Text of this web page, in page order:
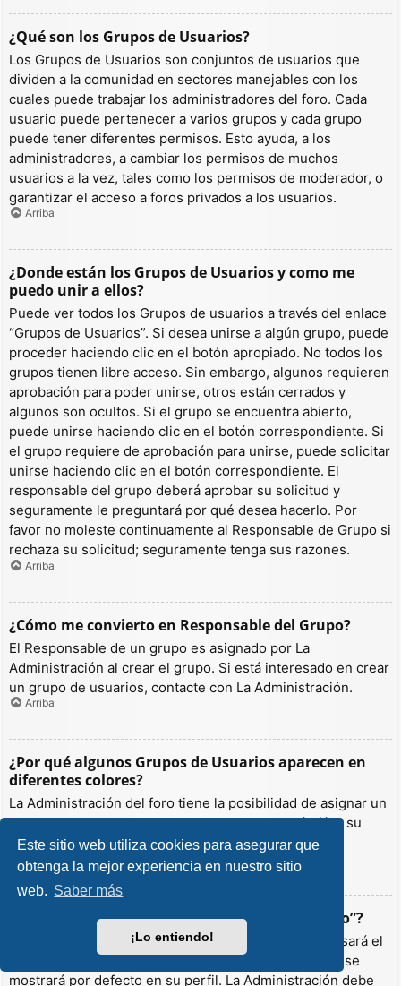
Este sitio web utiliza cookies para asegurar que
obtenga la mejor experiencia en nuestro sitio
web. Saber más
¡Lo entiendo!
¿Qué son los Grupos de Usuarios?
Los Grupos de Usuarios son conjuntos de usuarios que
dividen a la comunidad en sectores manejables con los
cuales puede trabajar los administradores del foro. Cada
usuario puede pertenecer a varios grupos y cada grupo
puede tener diferentes permisos. Esto ayuda, a los
administradores, a cambiar los permisos de muchos
usuarios a la vez, tales como los permisos de moderador, o
garantizar el acceso a foros privados a los usuarios.
Arriba
¿Donde están los Grupos de Usuarios y como me
puedo unir a ellos?
Puede ver todos los Grupos de usuarios a través del enlace
“Grupos de Usuarios”. Si desea unirse a algún grupo, puede
proceder haciendo clic en el botón apropiado. No todos los
grupos tienen libre acceso. Sin embargo, algunos requieren
aprobación para poder unirse, otros están cerrados y
algunos son ocultos. Si el grupo se encuentra abierto,
puede unirse haciendo clic en el botón correspondiente. Si
el grupo requiere de aprobación para unirse, puede solicitar
unirse haciendo clic en el botón correspondiente. El
responsable del grupo deberá aprobar su solicitud y
seguramente le preguntará por qué desea hacerlo. Por
favor no moleste continuamente al Responsable de Grupo si
rechaza su solicitud; seguramente tenga sus razones.
Arriba
¿Cómo me convierto en Responsable del Grupo?
El Responsable de un grupo es asignado por La
Administración al crear el grupo. Si está interesado en crear
un grupo de usuarios, contacte con La Administración.
Arriba
¿Por qué algunos Grupos de Usuarios aparecen en
diferentes colores?
La Administración del foro tiene la posibilidad de asignar un
color a los usuarios de un grupo para hacer más fácil su
identificación.
Arriba
¿Qué es un “Grupo de Usuarios predeterminado”?
Si es miembro de más de un grupo por defecto, se usará el
“predeterminado” para determinar qué color y rango se
mostrará por defecto en su perfil. La Administración debe